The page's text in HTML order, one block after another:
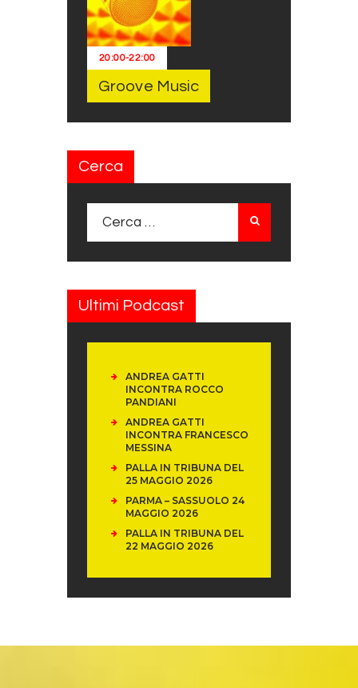
20:00-22:00
Groove Music
Cerca
Ultimi Podcast
ANDREA GATTI
INCONTRA ROCCO
PANDIANI
ANDREA GATTI
INCONTRA FRANCESCO
MESSINA
PALLA IN TRIBUNA DEL
25 MAGGIO 2026
PARMA – SASSUOLO 24
MAGGIO 2026
PALLA IN TRIBUNA DEL
22 MAGGIO 2026